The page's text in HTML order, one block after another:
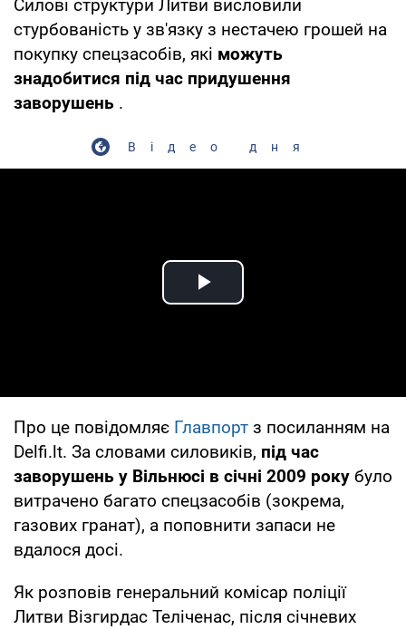
Силові структури Литви висловили
стурбованість у зв'язку з нестачею грошей на
покупку спецзасобів, які можуть
знадобитися під час придушення
заворушень .
Відео дня
Play Video
Про це повідомляє Главпорт з посиланням на
Delfi.lt. За словами силовиків, під час
заворушень у Вільнюсі в січні 2009 року було
витрачено багато спецзасобів (зокрема,
газових гранат), а поповнити запаси не
вдалося досі.
Як розповів генеральний комісар поліції
Литви Візгирдас Теліченас, після січневих